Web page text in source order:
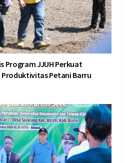
Program JJUH Perkuat
Produktivitas Petani Barru